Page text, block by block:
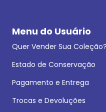
Menu do Usuário
Quer Vender Sua Coleção?
Estado de Conservação
Pagamento e Entrega
Trocas e Devoluções